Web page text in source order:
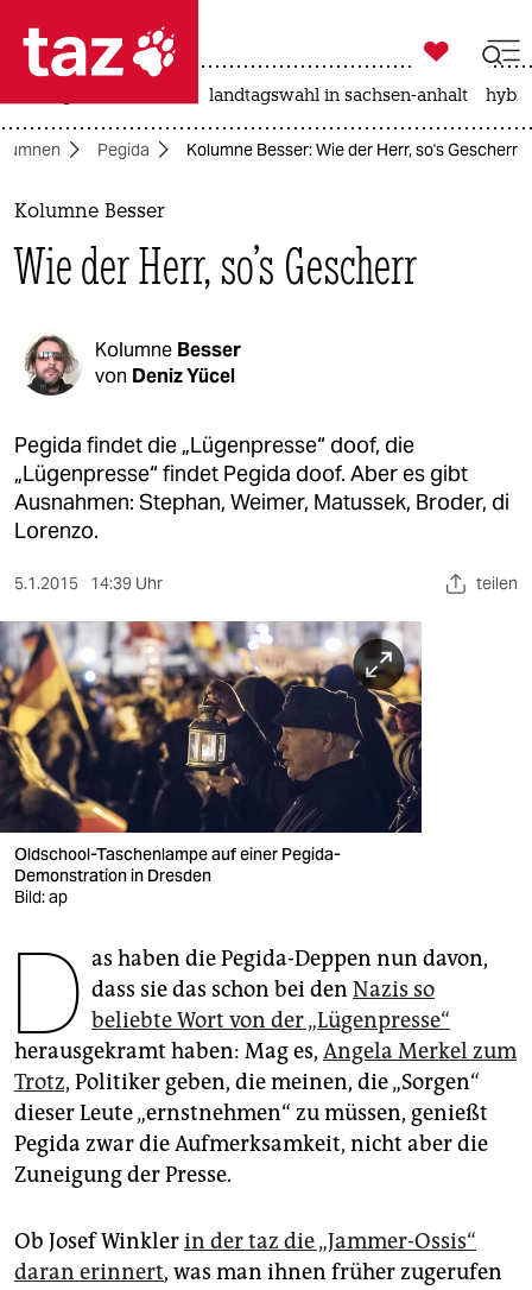
 taz zahl ich
taz zahl ich
themen
politik
gesellschaft
kultur
sport
berlin
nord
wahrheit
verlag
verlag
veranstaltungen
shop
fragen & hilfe
genossenschaft
epaper login

taz zahl ich
landtagswahl in sachsen-anhalt
Pegida Kolumne Besser: Wie der Herr, so's Gescherr
Kolumne Besser
Wie der Herr, so's Gescherr
Kolumne Besser
von Deniz Yücel
Pegida findet die „Lügenpresse“ doof, die
„Lügenpresse“ findet Pegida doof. Aber es gibt
Ausnahmen: Stephan, Weimer, Matussek, Broder, di
Lorenzo.
5.1.2015 14:39 Uhr teilen
Oldschool-Taschenlampe auf einer Pegida-
Demonstration in Dresden
Bild: ap
D as haben die Pegida-Deppen nun davon,
dass sie das schon bei den Nazis so
beliebte Wort von der „Lügenpresse“
herausgekramt haben: Mag es, Angela Merkel zum
Trotz, Politiker geben, die meinen, die „Sorgen“
dieser Leute „ernstnehmen“ zu müssen, genießt
Pegida zwar die Aufmerksamkeit, nicht aber die
Zuneigung der Presse.
Ob Josef Winklerin der taz die „Jammer-Ossis“
daran erinnert, was man ihnen früher zugerufen